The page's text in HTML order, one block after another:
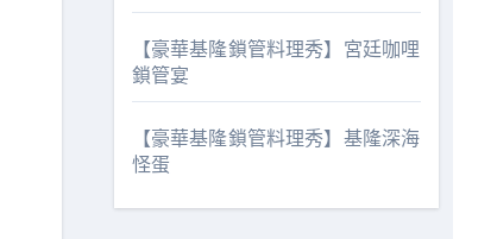
【豪華基隆鎖管料理秀】宮廷咖哩
鎖管宴
【豪華基隆鎖管料理秀】基隆深海
怪蛋